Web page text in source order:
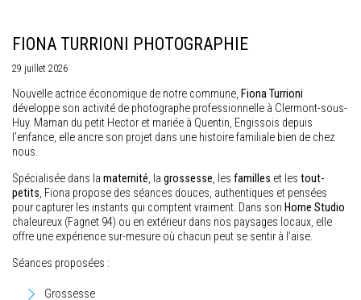
FIONA TURRIONI PHOTOGRAPHIE
29 juillet 2026
Nouvelle actrice économique de notre commune, Fiona Turrioni
développe son activité de photographe professionnelle à Clermont-sous-
Huy. Maman du petit Hector et mariée à Quentin, Engissois depuis
l’enfance, elle ancre son projet dans une histoire familiale bien de chez
nous.
Spécialisée dans la maternité, la grossesse, les familles et les tout-
petits, Fiona propose des séances douces, authentiques et pensées
pour capturer les instants qui comptent vraiment. Dans son Home Studio
chaleureux (Fagnet 94) ou en extérieur dans nos paysages locaux, elle
offre une expérience sur-mesure où chacun peut se sentir à l’aise.
Séances proposées :
Grossesse